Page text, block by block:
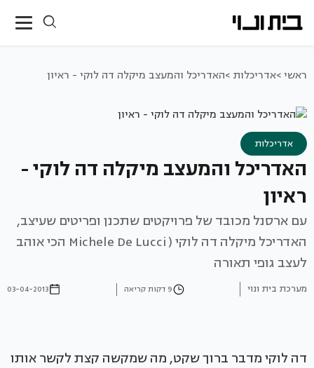
ראשי >אדריכלות >האדריכל והמעצב מיקלה דה לוקי - ראיון
אדריכלות
האדריכל והמעצב מיקלה דה לוקי -
ראיון
עם ארסנל מכובד של פרויקטים שתכנן ופריטים שעיצב,
האדריכל מיקלה דה לוקי ( Michele De Lucci הכי אוהב
לעצב גופי תאורה
מערכת בית ונוי 9 דקות קריאה 03-04-2013
דה לוקי מדבר ברוך שקט, מה שמקשה קצת לקשר אותו